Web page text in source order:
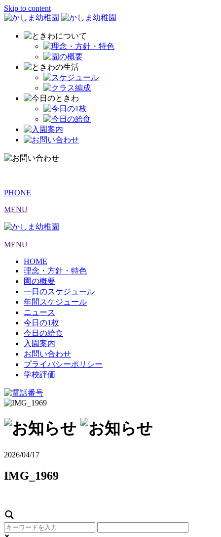
Skip to content
PHONE
MENU
MENU
HOME
理念・方針・特色
園の概要
一日のスケジュール
年間スケジュール
ニュース
今日の1枚
今日の給食
入園案内
お問い合わせ
プライバシーポリシー
学校評価
2026/04/17
IMG_1969